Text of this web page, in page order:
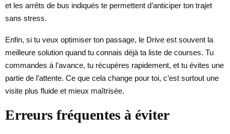
et les arrêts de bus indiqués te permettent d’anticiper ton trajet
sans stress.
Enfin, si tu veux optimiser ton passage, le Drive est souvent la
meilleure solution quand tu connais déjà ta liste de courses. Tu
commandes à l’avance, tu récupères rapidement, et tu évites une
partie de l’attente. Ce que cela change pour toi, c’est surtout une
visite plus fluide et mieux maîtrisée.
Erreurs fréquentes à éviter